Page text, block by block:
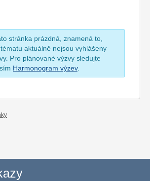
stránka prázdná, znamená to,
aktuálně nejsou vyhlášeny
Pro plánované výzvy sledujte
Harmonogram výzev.